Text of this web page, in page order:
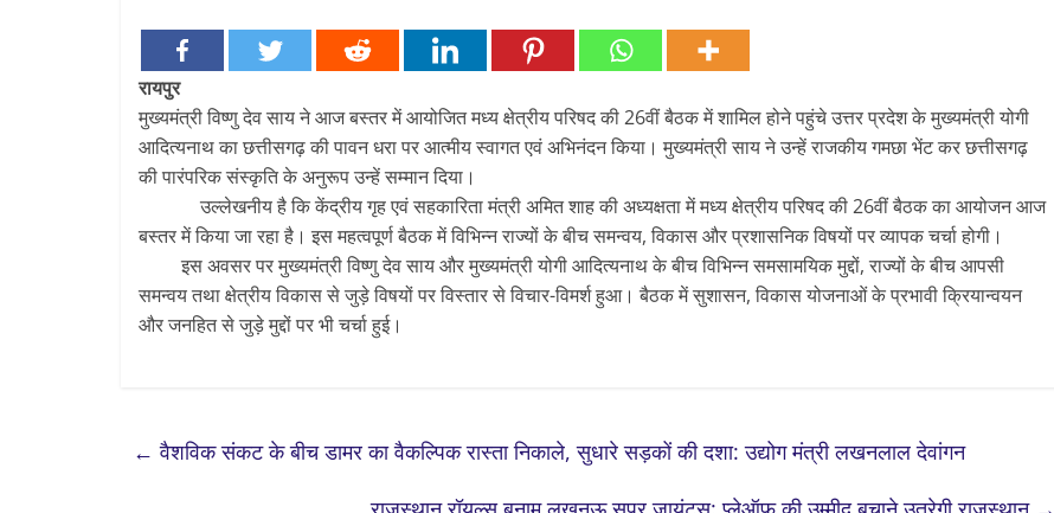
रायपुर
मुख्यमंत्री विष्णु देव साय ने आज बस्तर में आयोजित मध्य क्षेत्रीय परिषद की 26वीं बैठक में शामिल होने पहुंचे उत्तर प्रदेश के मुख्यमंत्री योगी
आदित्यनाथ का छत्तीसगढ़ की पावन धरा पर आत्मीय स्वागत एवं अभिनंदन किया। मुख्यमंत्री साय ने उन्हें राजकीय गमछा भेंट कर छत्तीसगढ़
की पारंपरिक संस्कृति के अनुरूप उन्हें सम्मान दिया।
उल्लेखनीय है कि केंद्रीय गृह एवं सहकारिता मंत्री अमित शाह की अध्यक्षता में मध्य क्षेत्रीय परिषद की 26वीं बैठक का आयोजन आज
बस्तर में किया जा रहा है। इस महत्वपूर्ण बैठक में विभिन्न राज्यों के बीच समन्वय, विकास और प्रशासनिक विषयों पर व्यापक चर्चा होगी।
इस अवसर पर मुख्यमंत्री विष्णु देव साय और मुख्यमंत्री योगी आदित्यनाथ के बीच विभिन्न समसामयिक मुद्दों, राज्यों के बीच आपसी
समन्वय तथा क्षेत्रीय विकास से जुड़े विषयों पर विस्तार से विचार-विमर्श हुआ। बैठक में सुशासन, विकास योजनाओं के प्रभावी क्रियान्वयन
और जनहित से जुड़े मुद्दों पर भी चर्चा हुई।
← वैशविक संकट के बीच डामर का वैकल्पिक रास्ता निकाले, सुधारे सड़कों की दशा: उद्योग मंत्री लखनलाल देवांगन